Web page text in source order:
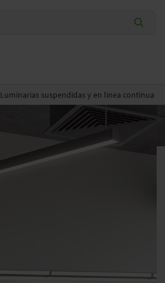
Luminarias suspendidas y en linea continua